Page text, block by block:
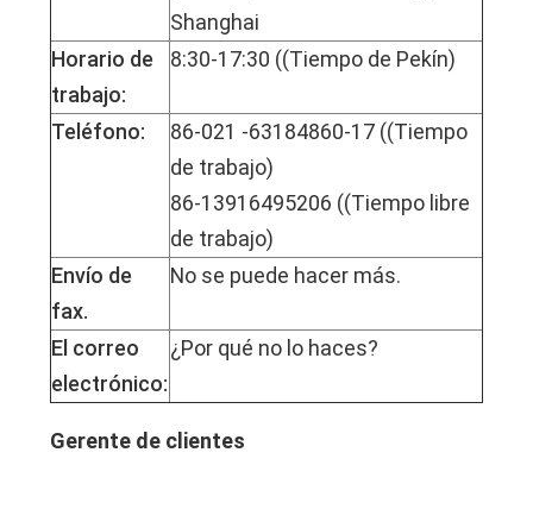
Shanghai
Horario de
trabajo:
8:30-17:30 ((Tiempo de Pekín)
Teléfono:
86-021 -63184860-17 ((Tiempo
de trabajo)
86-13916495206 ((Tiempo libre
de trabajo)
Envío de
fax.
No se puede hacer más.
El correo
electrónico:
¿Por qué no lo haces?
Gerente de clientes